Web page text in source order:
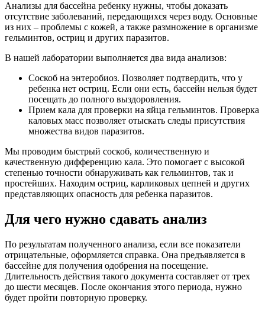
Анализы для бассейна ребенку нужны, чтобы доказать
отсутствие заболеваний, передающихся через воду. Основные
из них – проблемы с кожей, а также размножение в организме
гельминтов, остриц и других паразитов.
В нашей лаборатории выполняется два вида анализов:
Соскоб на энтеробиоз. Позволяет подтвердить, что у
ребенка нет остриц. Если они есть, бассейн нельзя будет
посещать до полного выздоровления.
Прием кала для проверки на яйца гельминтов. Проверка
каловых масс позволяет отыскать следы присутствия
множества видов паразитов.
Мы проводим быстрый соскоб, количественную и
качественную дифференцию кала. Это помогает с высокой
степенью точности обнаруживать как гельминтов, так и
простейших. Находим остриц, карликовых цепней и других
представляющих опасность для ребенка паразитов.
Для чего нужно сдавать анализ
По результатам полученного анализа, если все показатели
отрицательные, оформляется справка. Она предъявляется в
бассейне для получения одобрения на посещение.
Длительность действия такого документа составляет от трех
до шести месяцев. После окончания этого периода, нужно
будет пройти повторную проверку.